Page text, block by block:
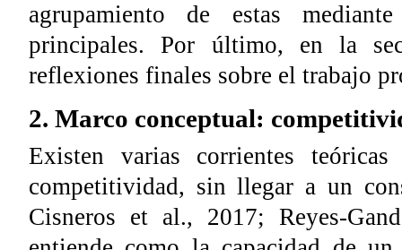
agrupamiento de estas
principales. Por último, en la
reflexiones finales sobre el trabajo
2. Marco conceptual:
Existen varias corrientes
competitividad, sin llegar a un
Cisneros et al., 2017; Reyes-